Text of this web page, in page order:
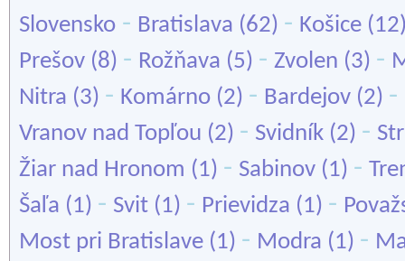
Slovensko - Bratislava (62) - Košice
Prešov (8) - Rožňava (5) - Zvolen (3) -
Nitra (3) - Komárno (2) - Bardejov (2) -
Vranov nad Topľou (2) - Svidník (2) -
Žiar nad Hronom (1) - Sabinov (1) -
Šaľa (1) - Svit (1) - Prievidza (1) -
Most pri Bratislave (1) - Modra (1) -